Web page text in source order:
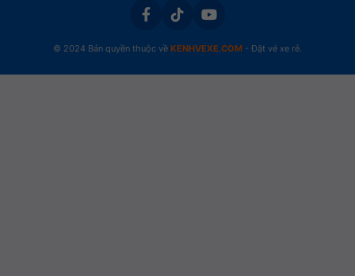
© 2024 Bản quyền thuộc về KENHVEXE.COM - Đặt vé xe rẻ.